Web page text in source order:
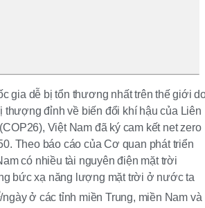
gia dễ bị tổn thương nhất trên thế giới
thượng đỉnh về biến đổi khí hậu của Liên
Việt Nam đã ký cam kết net zero
Theo báo cáo của Cơ quan phát triển
có nhiều tài nguyên điện mặt trời
bức xạ năng lượng mặt trời ở nước ta
/ngày ở các tỉnh miền Trung, miền Nam và